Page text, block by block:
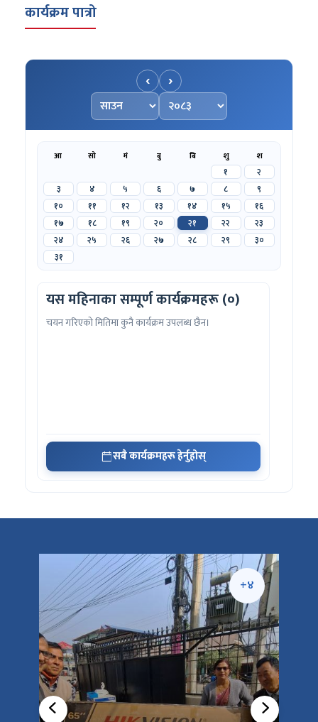
कार्यक्रम पात्रो
‹
महिना चयन गर्नुहोस्
वर्ष चयन गर्नुहोस्
›
आ सो मं बु बि शु श
१
२
३
४ ५ ६ ७ ८
९
१०
११ १२ १३ १४ १५
१६
१७
१८ १९ २० २१ २२
२३
२४
२५ २६ २७ २८ २९
३०
३१
यस महिनाका सम्पूर्ण कार्यक्रमहरू (०)
चयन गरिएको मितिमा कुनै कार्यक्रम उपलब्ध छैन।
सबै कार्यक्रमहरू हेर्नुहोस्
+४